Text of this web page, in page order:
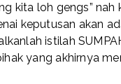
kita loh gengs” nah
keputusan akan
istilah
yang akhirnya